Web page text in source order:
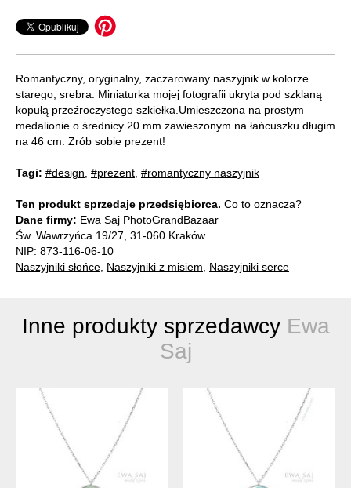
Romantyczny, oryginalny, zaczarowany naszyjnik w kolorze
starego, srebra. Miniaturka mojej fotografii ukryta pod szklaną
kopułą przeźroczystego szkiełka.Umieszczona na prostym
medalionie o średnicy 20 mm zawieszonym na łańcuszku długim
na 46 cm. Zrób sobie prezent!
Tagi: #design #prezent #romantyczny naszyjnik
Ten produkt sprzedaje przedsiębiorca. Co to oznacza?
Dane firmy: Ewa Saj PhotoGrandBazaar
Św. Wawrzyńca 19/27, 31-060 Kraków
NIP: 873-116-06-10
Naszyjniki słońce Naszyjniki z misiem Naszyjniki serce
Inne produkty sprzedawcy Ewa
Saj